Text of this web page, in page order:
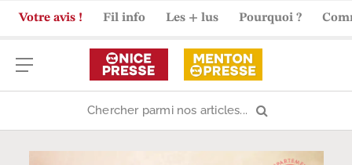
Votre avis ! Fil info Les + lus Pourquoi ?